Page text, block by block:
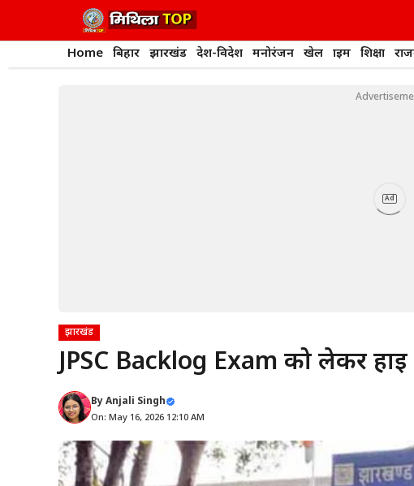
Home बिहार झारखंड देश-विदेश मनोरंजन खेल क्राइम शिक्षा
Ad
झारखंड
JPSC Backlog Exam को लेकर हाई
ByAnjali Singh
On: May 16, 2026 12:10 AM